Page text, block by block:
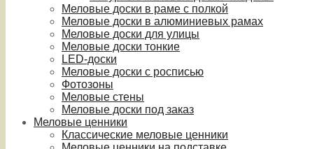
Меловые доски в раме с полкой
Меловые доски в алюминиевых рамах
Меловые доски для улицы
Меловые доски тонкие
LED-доски
Меловые доски с росписью
Фотозоны
Меловые стены
Меловые доски под заказ
Меловые ценники
Классические меловые ценники